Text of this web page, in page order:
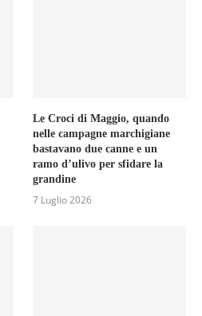
Le Croci di Maggio, quando
nelle campagne marchigiane
bastavano due canne e un
ramo d’ulivo per sfidare la
grandine
7 Luglio 2026